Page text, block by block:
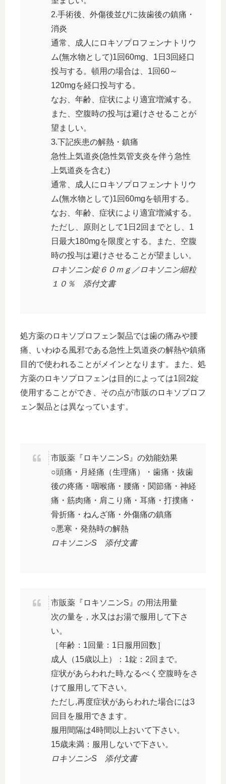
2.手術後、外傷後並びに抜歯後の鎮痛・
消炎
通常、成人にロキソプロフェンナトリウ
ム(無水物として)1回60mg、1日3回経口
投与する。頓用の場合は、1回60～
120mgを経口投与する。
なお、年齢、症状により適宜増減する。
また、空腹時の投与は避けさせることが
望ましい。
3.下記疾患の解熱・鎮痛
急性上気道炎(急性気管支炎を伴う急性
上気道炎を含む)
通常、成人にロキソプロフェンナトリウ
ム(無水物として)1回60mgを頓用する。
なお、年齢、症状により適宜増減する。
ただし、原則として1日2回までとし、1
日最大180mgを限度とする。また、空腹
時の投与は避けさせることが望ましい。
ロキソニン錠６０ｍｇ／ロキソニン細粒
１０％ 添付文書
処方薬のロキソプロフェン製品では歯の痛みや腰
痛、いわゆる風邪である急性上気道炎の解熱や鎮痛
目的で使われることがメインとなります。また、処
方薬のロキソプロフェンは目的によっては1回2錠
使用することができ、その点が市販のロキソプロフ
ェン製品とは異なっています。
市販薬『ロキソニンS』の効能効果
○頭痛・月経痛（生理痛）・歯痛・抜歯
後の疼痛・咽喉痛・腰痛・関節痛・神経
痛・筋肉痛・肩こり痛・耳痛・打撲痛・
骨折痛・ねんざ痛・外傷痛の鎮痛
○悪寒・発熱時の解熱
ロキソニンS 添付文書
市販薬『ロキソニンS』の用法用量
次の量を，水又はお湯で服用して下さ
い。
［年齢：1回量：1日服用回数］
成人（15歳以上）：1錠：2回まで。
症状があらわれた時,なるべく空腹時をさ
けて服用して下さい。
ただし,再度症状があらわれた場合には3
回目を服用できます。
服用間隔は4時間以上おいて下さい。
15歳未満：服用しないで下さい。
ロキソニンS 添付文書